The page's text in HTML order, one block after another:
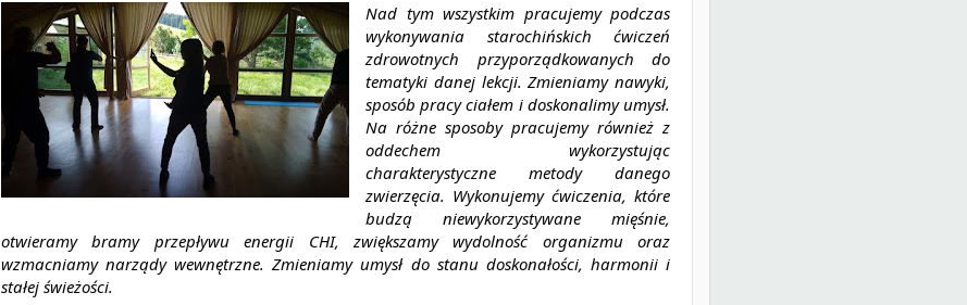
Nad tym wszystkim pracujemy podczas
wykonywania starochińskich ćwiczeń
zdrowotnych przyporządkowanych do
tematyki danej lekcji. Zmieniamy nawyki,
sposób pracy ciałem i doskonalimy umysł.
Na różne sposoby pracujemy również z
oddechem wykorzystując
charakterystyczne metody danego
zwierzęcia. Wykonujemy ćwiczenia, które
budzą niewykorzystywane mięśnie,
otwieramy bramy przepływu energii CHI, zwiększamy wydolność organizmu oraz
wzmacniamy narządy wewnętrzne. Zmieniamy umysł do stanu doskonałości, harmonii i
stałej świeżości.